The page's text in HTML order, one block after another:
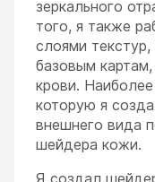
зеркального
того, я также
слоями
базовым картам,
крови.
которую я
внешнего вида
шейдера кожи.